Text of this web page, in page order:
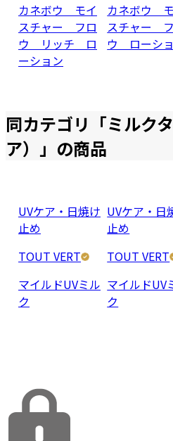
カネボウ モイ
スチャー フロ
ウ リッチ ロ
ーション
カネボウ
スチャー
ウ ローシ
同カテゴリ「ミルク
ア）
」の商品
UVケア・日焼け
止め
TOUT VERT
マイルドUVミル
ク
UVケア・日
止め
TOUT VERT
マイルドUV
ク